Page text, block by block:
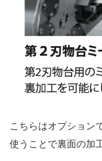
こちらはオプション
使うことで裏面の加